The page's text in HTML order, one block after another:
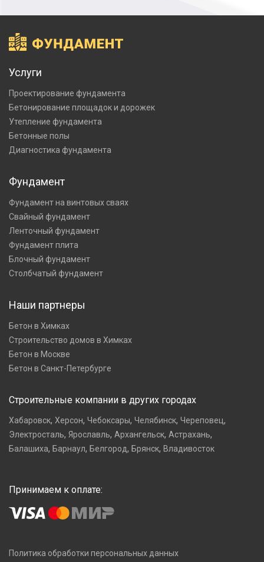
Услуги
Проектирование фундамента
Бетонирование площадок и дорожек
Утепление фундамента
Бетонные полы
Диагностика фундамента
Фундамент
Фундамент на винтовых сваях
Свайный фундамент
Ленточный фундамент
Фундамент плита
Блочный фундамент
Столбчатый фундамент
Наши партнеры
Бетон в Химках
Строительство домов в Химках
Бетон в Москве
Бетон в Санкт-Петербурге
Строительные компании в других городах
Хабаровск, Херсон, Чебоксары, Челябинск, Череповец,
Электросталь, Ярославль, Архангельск, Астрахань,
Балашиха, Барнаул, Белгород, Брянск, Владивосток
Принимаем к оплате:
Политика обработки персональных данных